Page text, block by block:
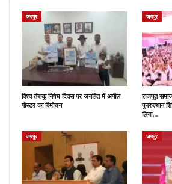
जयपुर
विश्व तंबाकू निषेध दिवस पर जनहित में अपील
पोस्टर का विमोचन
जयपुर
राजपूत
पुनरुत्थान
लिया…
जयपुर जयपुर